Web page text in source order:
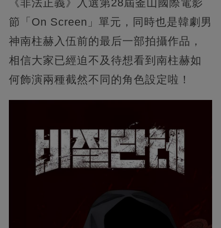
《非法正義》入選第28屆釜山國際電影
節「On Screen」單元，同時也是韓劇男
神南柱赫入伍前的最后一部拍攝作品，
相信大家已經迫不及待想看到南柱赫如
何飾演兩種截然不同的角色設定啦！